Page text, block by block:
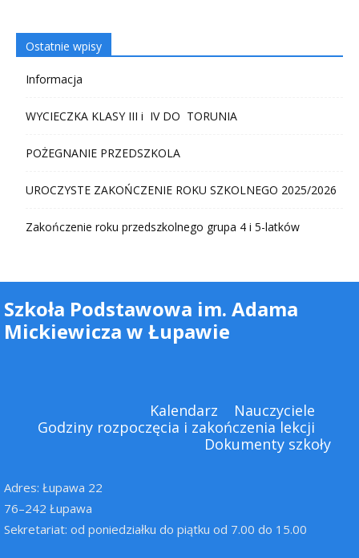
Ostatnie wpisy
Informacja
WYCIECZKA KLASY III i IV DO TORUNIA
POŻEGNANIE PRZEDSZKOLA
UROCZYSTE ZAKOŃCZENIE ROKU SZKOLNEGO 2025/2026
Zakończenie roku przedszkolnego grupa 4 i 5-latków
Szkoła Podstawowa im. Adama
Mickiewicza w Łupawie
Kalendarz
Nauczyciele
Godziny rozpoczęcia i zakończenia lekcji
Dokumenty szkoły
Adres: Łupawa 22
76–242 Łupawa
Sekretariat: od poniedziałku do piątku od 7.00 do 15.00